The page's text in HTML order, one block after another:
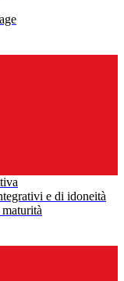
e di idoneità